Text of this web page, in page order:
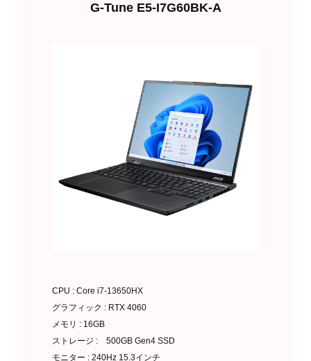
G-Tune E5-I7G60BK-A
CPU : Core i7-13650HX
グラフィック : RTX 4060
メモリ : 16GB
ストレージ : 500GB Gen4 SSD
モニター : 240Hz 15.3インチ